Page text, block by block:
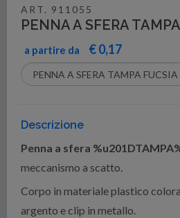
ART. 911055
PENNA A SFERA
a partire da € 0,17
Descrizione
Penna a sfera
meccanismo a scatto.
Corpo in materiale plastico
argento e clip in metallo.